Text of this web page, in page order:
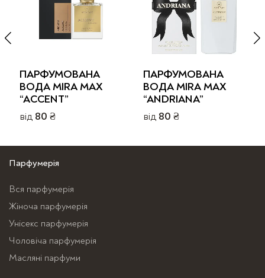
ПАРФУМОВАНА
ВОДА MIRA MAX
“ACCENT”
від 80 ₴
товар
має
варіантів.
Параметри
можна
вибрати
ПАРФУМОВАНА
ВОДА MIRA MAX
“ANDRIANA”
від 80 ₴
товар
Парфумерія
Вся парфумерія
Жіноча парфумерія
Унісекс парфумерія
Чоловіча парфумерія
Масляні парфуми